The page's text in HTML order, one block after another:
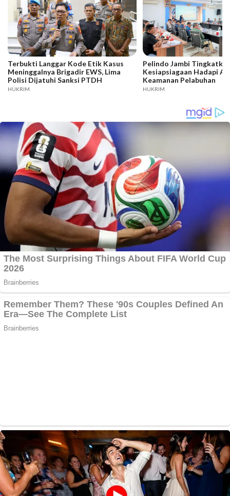
Terbukti Langgar Kode Etik Kasus
Meninggalnya Brigadir EWS, Lima
Polisi Dijatuhi Sanksi PTDH
HUKRIM
Pelindo Jambi
Kesiapsiagaan Hadapi
Keamanan Pelabuhan
HUKRIM